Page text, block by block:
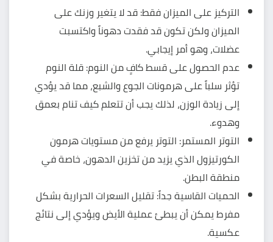
التركيز على الميزان فقط: قد لا يتغير وزنك على
الميزان ولكن تكون قد فقدت دهوناً واكتسبت
عضلات، وهو أمر إيجابي.
عدم الحصول على قسط كافٍ من النوم: قلة النوم
تؤثر سلباً على هرمونات الجوع والشبع، مما قد يؤدي
إلى زيادة الوزن، لذلك يجب أنتتعلم كيف تنام بعمق
وهدوء.
التوتر المستمر: التوتر يرفع من مستويات هرمون
الكورتيزول الذي يزيد من تخزين الدهون، خاصة في
منطقة البطن.
الحميات القاسية جداً: تقليل السعرات الحرارية بشكل
مفرط يمكن أن يبطئ عملية الأيض ويؤدي إلى نتائج
عكسية.